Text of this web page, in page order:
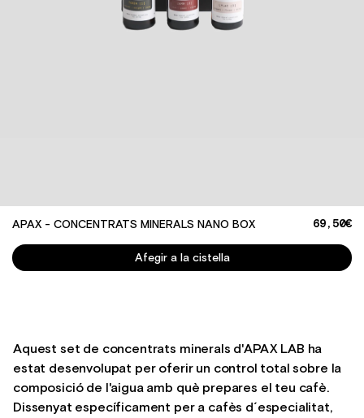
APAX - CONCENTRATS MINERALS NANO BOX 69,50€
Quantitat Afegir a la cistella
Aquest set de concentrats minerals d'APAX LAB ha
estat desenvolupat per oferir un control total sobre la
composició de l'aigua amb què prepares el teu cafè.
Dissenyat específicament per a cafès d´especialitat,